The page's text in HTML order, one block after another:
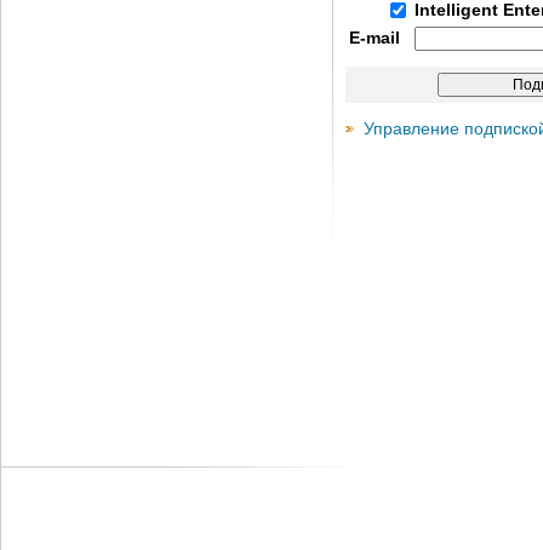
Intelligent
E-mail
Управление